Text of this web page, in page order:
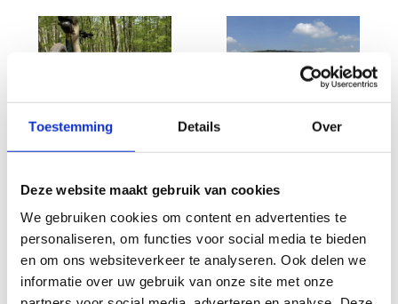
Toestemming Details Over
Deze website maakt gebruik van cookies
We gebruiken cookies om content en advertenties te
personaliseren, om functies voor social media te bieden
en om ons websiteverkeer te analyseren. Ook delen we
informatie over uw gebruik van onze site met onze